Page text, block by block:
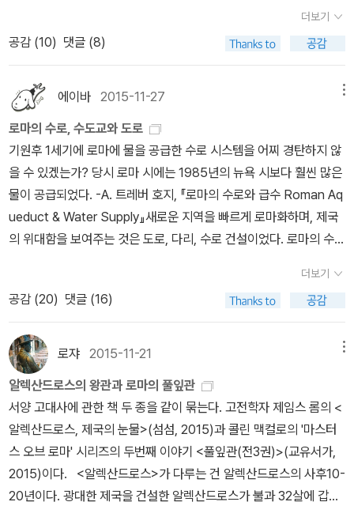
까지 간행되지 않았으니, 결국 시리즈 완간은 물 건너가 버렸다고 봐
야 맞겠다.'옥스퍼드 도판 역사'(The Oxford Illustrated History)
중에는 <(일러스트레이션판) 옥스퍼드 유럽 현대사>(한울, 2003),
<옥스퍼드 과학사>(반니, 2019), <옥스퍼드 세계사>(교유서가, 20
20)가 나왔다. '약사'(The Short History) 중에는 <옥스퍼드 영문
학사>(동인, 2003)가 번역되었는데, 고유명사 표기가 지나치게 제
멋대로라 문제였다고 기억한다.짧은 분량으로 미루어 개론 수준에 가
까워 보이는 '새로운 옥스퍼드 세계사'(New Oxford World Histor
y)라는 시리즈 중에서는 도시, 민주주의, 테크놀로지 편이 '옥스퍼드
세계사'(다른세상, 2016-2017)라는 시리즈명으로 간행되었고, 중국
편만 별도로 <옥스퍼드 중국사 수업>(유유, 2016)이란 제목으로 간
History of Art) 중에서는 중국 미술, 20세기 디자인, 포토그래피가
'옥스퍼드 히스토리 오브 아트'(시공사, 2007)라는 시리즈로 나왔다.
같은 출판사에서 더 먼저 나온 <옥스퍼드 20세기 미술사전>(시공
사, 2001)과 <옥스퍼드 미술사전>(시공사, 2002)은 번역서 제목과
달리 원서가 사전이 아니라 '개론'(Companion)으로 분류된다.'안내
(Handbook)' 시리즈 중에는 <인지언어학 옥스퍼드 핸드북>(로고
스라임, 2011), <옥스퍼드 음식의 역사>(따비, 2020), <정치네트워
크론>(학고방, 2022), <옥스퍼드 세계도시문명사>(책과함께, 202
3), <옥스퍼드 출판의 미래>(교유서가, 2024)가 번역되었고, '사
전'(Dictionary) 시리즈 중에는 <옥스포드 교황 사전>(분도출판사,
2014)이 번역되었다.옥스퍼드의 개론 시리즈로는 '짧은 개론'(A Sh
으시다면 얼른 구매하시길.. 참고로 뿌리와이파리 출판사에서는스티
븐 하우의 <제국>을 출판하기도 했습니다. (현재는 절판)번역자는
강유원, 한동희 씨입니다. 4) 한겨레지식문고 한겨레지식문고에서 9
권이 번역되어 있습니다. 여기에는 없는 한 권은 <마키아벨리의 네
얼굴>인데, 이 책은 교유서가에서 원서전면개정판이 <마키아벨리>
라는 이름으로 재출간되어 있어 뺏습니다. 그리고 <기후변화의 정치
학>도 원서가 제4 개정판까지 나왔습니다.시리즈 전체가 절판되었
지만, 아직은 중고로 쉽게 구할 수 있습니다.5) 기타나머지는 여러
출판사에서 한 두권 정도 출간한 걸 모았습니다 폴 S. 보이어, <세상
에서 가장 짧은 미국사>테리 이글턴, <인생의 의미> - 이런 것도 입
문서가 있네요마가렛 월터스, <여성 인권의 역사>콜린 워드, <아나
학> <트로이 전쟁> 버나드 크릭, <민주주의를 위한 아주 짧은 안내
서>스티브 스미스, <러시아혁명>시공 로고스 총서도 very short in
troduction을 번역한 시리즈이기는 한데,워낙 예전에 나와서 개정판
이 나온 원서가 많을 것 같아 여기서는 제외했습니다.
의 딸 그레이스와 [아우구스투스]의 딸 율리아.결국 이 소설을 계속
읽게 된다면 2부의 궁금증 때문일 것 같지만 아직은 모르겠다. 아우
이나, 말, 기록에 의해 부조될 분 정작 아우구스투스 본인의 목소리는
소설 마지막에서야 나온다고 한다. 아우구스투스에 대해 '제안'할 뿐
''재현'하지 않는다는 작가의 창작 원칙이 흥미롭긴 하지만. 결국 내가
쫓는 건 주인공일 수밖에 없는 인물, 아우구스투스는 도대체 어떤 종
류의 인물인가.. 일텐데 소설적 부조에 의해서보다는 전기물, 역사서
를 읽는 게 빠르지 않을까 싶은 것이다.
내년에도 이 지복이 계속된다는 말씀 아니겠습니까? 그냥 이 소설만
두고 보더라도 정말 재밌고 교훈도 있습니다. 이천년 전이나 지금이
나 인간 사는 것 똑같고, 정치 똑같고... 군벌인 마리우스 카리스마에
끌리는 저 자신에 우매하다 반성하기도 했습니다. 게다가 그 찬란한
문명과 기술력이여! ‘로마의 수로, 수도교와 도로(클릭)’가 괜히 나온
게 아니에요. 사실 공부 더 많이 했는데 쓰기 시작한지 너무 오래 돼
그만... 아직 안 보시는 분들 꼭 읽어 보셔요. 『전망 좋은 방』은 제임
스 아이보리 감독의 85년 영화도 같이 봤습니다. 영화는 소설이 준
느낌과는 사뭇 다르더라고요. 더 밝고 활기차다고 해야 하나... 배우들
이 젊을 적이라 그런지 비주얼이 아름답습니다. 시대극, 고전극에 어
울리던 헬레나 보넘 카터가 이제는 그 역이 어색하게 느껴진다니...
『돈키호테 1』는 도서 정가제 이후 처음으로 구입한 소설이기도 한 데
요. 봐도 또 봐도 재밌습니다. 다만 분량이 상당하다보니 시작하기가
가 쉽지 않다는... 『리틀 스트레인저』는 별점 3.5점이라 할 수 있어요.
4점은 모자라고, 3점보다는 나은데 작가에 대한 기대치가 너무 높았
나 봅니다. 평작입니다. 이번 달에는 아티초크 빈티지 시선집이 새로
나왔습니다. 기욤 아폴리네르의 『내 사랑의 그림자』인데요. ‘미라보
다리’의 서정성만 기억하다 아주 놀랐어요. 소싯적에 포르노 소설도
썼던 기욤이라... 읽는 내내 얼굴이 화끈거리고 책장도 잘 넘어가질 않
았답니다. 본문 확인하셔요... 『아다지오 소스테누토』를 읽다가 베를
리오즈 쯤에서 덮고 『쇼팽 노트』를 펼쳤는데 처음엔 좌절했습니다.
더보기
공감 (10) 댓글 (8)
에이바 2015-11-27
로마의 수로, 수도교와 도로
기원후 1세기에 로마에 물을 공급한 수로 시스템을 어찌 경탄하지 않
을 수 있겠는가? 당시 로마 시에는 1985년의 뉴욕 시보다 훨씬 많은
물이 공급되었다. -A. 트레버 호지, 『로마의 수로와 급수 Roman Aq
ueduct & Water Supply』새로운 지역을 빠르게 로마화하며, 제국
의 위대함을 보여주는 것은 도로, 다리, 수로 건설이었다. 로마의 수로
많은 양의 물을 들여왔기 때문에 도시와 하수시설에 그야말로 강이
흐를 정도였다. 아쿠아 아우구스타(Aqua Augusta)를 건설했던 아
그리파는 배를 타고 시설을 점검했다는 기록이 있을 정도이다. 고대
로마가 하루에 이용할 수 있는 물의 양은 현대의 많은 도시가 누리는
것보다 많았다. 부유한 가정은 실내 배관 설비를 갖추고 있었다. 도시
곳곳에 위치한 분수는 공공 및 개인용 식수를 공급했을 뿐만 아니라
도시의 부와 명예를 상징하는 것이기도 했다.→ 마르쿠스 빕사니우스
아그리파. 로마 제국의 첫번째 황제, 아우구스투스(옥타비아누스)의
친우이자 참모이기도 했다. (출처)가정에서 소유한 화려한 우물과 분
수는 상류층의 지위를 과시하는데 이용되었다. 사치스러운 물의 사
용, 물의 공급을 지배하는 능력은 부와 권력의 상징이었다. 물의 이용
더보기
공감 (20) 댓글 (16)
로쟈 2015-11-21
알렉산드로스의 왕관과 로마의 풀잎관
서양 고대사에 관한 책 두 종을 같이 묶는다. 고전학자 제임스 롬의 <
알렉산드로스, 제국의 눈물>(섬섬, 2015)과 콜린 맥컬로의 '마스터
스 오브 로마' 시리즈의 두번째 이야기 <풀잎관(전3권)>(교유서가,
2015)이다. <알렉산드로스>가 다루는 건 알렉산드로스의 사후10-
20년이다. 광대한 제국을 건설한 알렉산드로스가 불과 32살에 갑작